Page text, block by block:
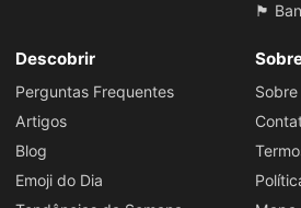
🏴
Descobrir
Perguntas Frequentes
Artigos
Blog
Emoji do Dia